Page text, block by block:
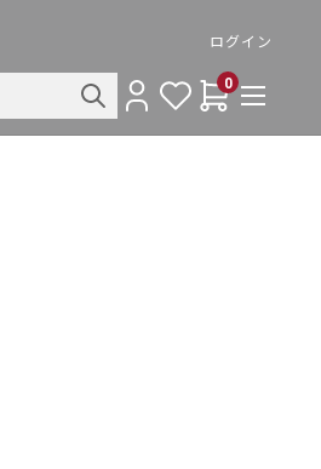
ログイン
0